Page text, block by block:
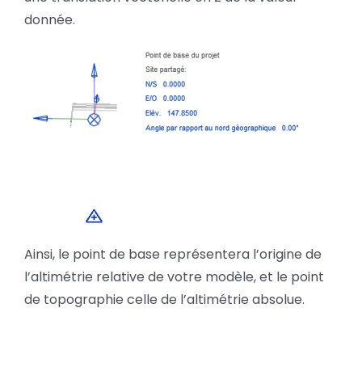
donnée.
Ainsi, le point de base représentera l’origine de
l’altimétrie relative de votre modèle, et le point
de topographie celle de l’altimétrie absolue.